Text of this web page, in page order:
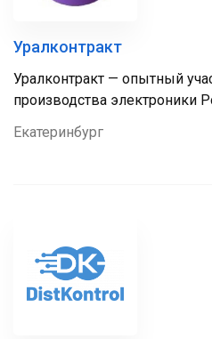
Уралконтракт
Уралконтракт — опытный
производства электроники
Екатеринбург